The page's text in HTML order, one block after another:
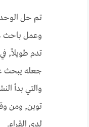
تم حل
وعمل باحث
جعله يبحث
والتي بدأ
توين, ومن
لدى القراء.